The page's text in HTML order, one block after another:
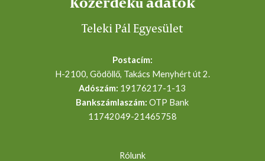
Teleki Pál Egyesület
Postacím:
H-2100, Gödöllő, Takács Menyhért út 2.
Adószám: 19176217-1-13
Bankszámlaszám: OTP Bank
11742049-21465758
Rólunk